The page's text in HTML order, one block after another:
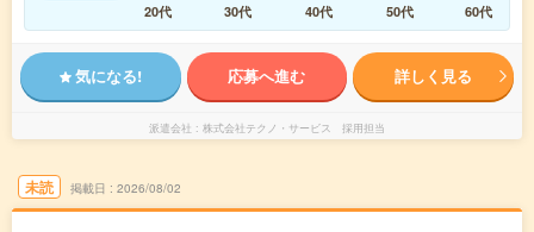
20代
30代 40代 50代 60代
気になる! 応募へ進む 詳しく見る
派遣会社 株式会社テクノ・サービス 採用担当
未読 掲載日 2026/08/02